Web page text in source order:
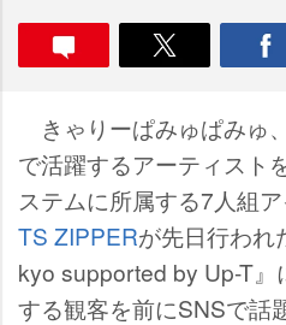
きゃりーぱみゅぱみゅ
で活躍するアーティスト
ステムに所属する7人組
TS ZIPPERが先日行われ
kyo supported by Up-T』
する観客を前にSNSで話